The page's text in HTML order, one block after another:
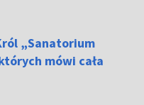
„Sanatorium
mówi cała